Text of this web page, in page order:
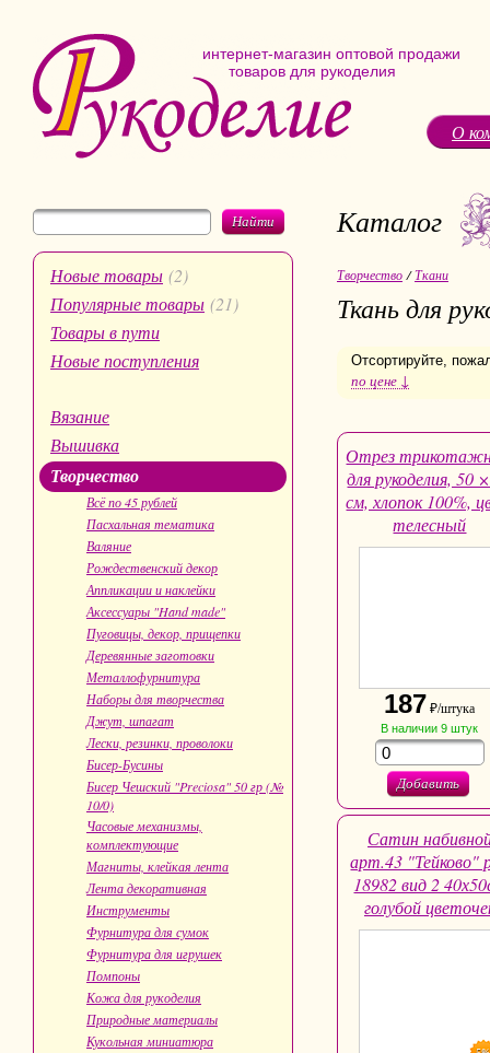
интернет-магазин оптовой продажи
товаров для рукоделия
О
Найти
Новые товары (2)
Популярные товары (21)
Товары в пути
Новые поступления
Вязание
Вышивка
Творчество
Всё по 45 рублей
Пасхальная тематика
Валяние
Рождественский декор
Аппликации и наклейки
Аксессуары "Hand made"
Пуговицы, декор, прищепки
Деревянные заготовки
Металлофурнитура
Наборы для творчества
Джут, шпагат
Лески, резинки, проволоки
Бисер-Бусины
Бисер Чешский "Preciosa" 50 гр (№
10/0)
Часовые механизмы,
комплектующие
Магниты, клейкая лента
Лента декоративная
Инструменты
Фурнитура для сумок
Фурнитура для игрушек
Помпоны
Кожа для рукоделия
Природные материалы
Кукольная миниатюра
Каталог
Творчество /Ткани
Ткань для
Отсортируйте,
по цене ↓
Отрез
для рукоделия, 50
см, хлопок 100%,
телесный
187 ₽/штука
В наличии9штук
Добавить
Сатин
арт.43 "Тейково"
18982 вид 2
голубой